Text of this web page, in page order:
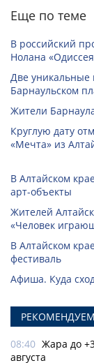
Еще по теме
В российский
Нолана
Две уникальные
Барнаульском
Жители
Круглую дату
«Мечта» из
В Алтайском
арт-объекты
Жителей
«Человек
В Алтайском
фестиваль
Афиша. Куда
РЕКОМЕНДУЕМ
08:40 Жара до
августа